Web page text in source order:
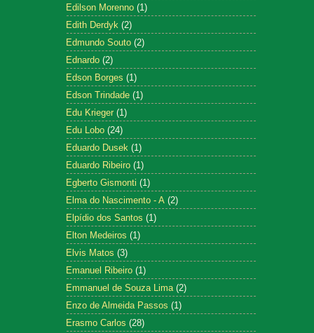
Edilson Morenno (1)
Edith Derdyk (2)
Edmundo Souto (2)
Ednardo (2)
Edson Borges (1)
Edson Trindade (1)
Edu Krieger (1)
Edu Lobo (24)
Eduardo Dusek (1)
Eduardo Ribeiro (1)
Egberto Gismonti (1)
Elma do Nascimento - A (2)
Elpídio dos Santos (1)
Elton Medeiros (1)
Elvis Matos (3)
Emanuel Ribeiro (1)
Emmanuel de Souza Lima (2)
Enzo de Almeida Passos (1)
Erasmo Carlos (28)